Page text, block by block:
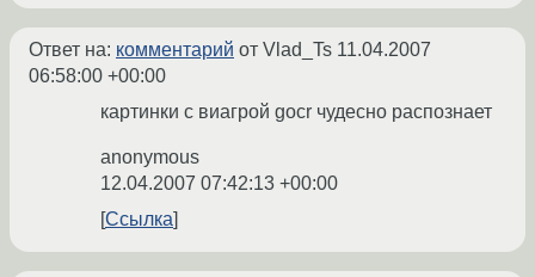
Ответ на: комментарий от Vlad_Ts 11.04.2007
06:58:00 +00:00
картинки с виагрой gocr чудесно распознает
anonymous
12.04.2007 07:42:13 +00:00
Ссылка